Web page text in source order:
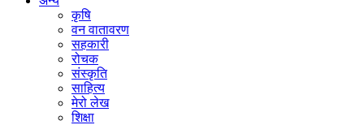
कृषि
वन वातावरण
सहकारी
रोचक
संस्कृति
साहित्य
मेरो लेख
शिक्षा